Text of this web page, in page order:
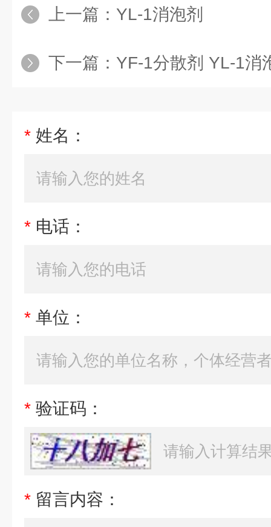
上一篇： YL-1消泡剂
下一篇： YF-1分散剂 YL-1消
* 姓名：
* 电话：
* 单位：
* 验证码：
* 留言内容：